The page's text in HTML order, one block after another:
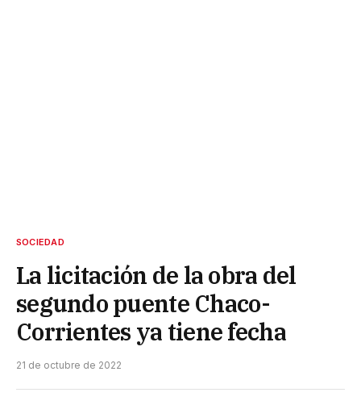
SOCIEDAD
La licitación de la obra del
segundo puente Chaco-
Corrientes ya tiene fecha
21 de octubre de 2022